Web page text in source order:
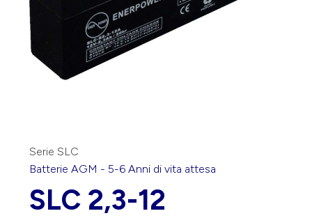
Serie SLC
BatterieAGM - 5-6 Anni di vita attesa
SLC 2,3-12